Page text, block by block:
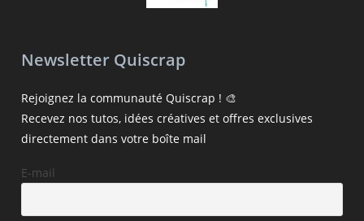
Newsletter Quiscrap
Rejoignez la communauté Quiscrap ! 🎨
Recevez nos tutos, idées créatives et offres exclusives
directement dans votre boîte mail
E-mail